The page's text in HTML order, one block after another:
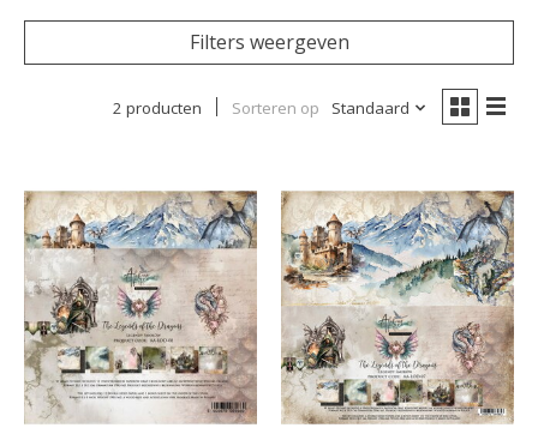
Filters weergeven
2 producten Sorteren op Standaard